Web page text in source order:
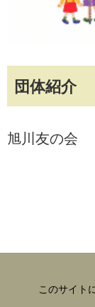
団体紹介
旭川友の会
このサイト